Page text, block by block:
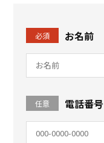
必須 お名前
任意 電話番号